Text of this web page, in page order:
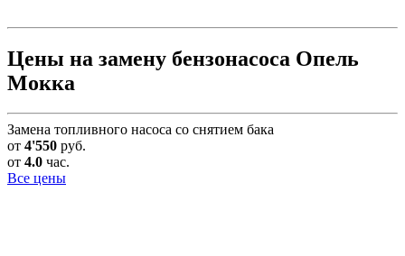
Цены на замену бензонасоса Опель
Мокка
Замена топливного насоса со снятием бака
от 4'550 руб.
от 4.0 час.
Все цены